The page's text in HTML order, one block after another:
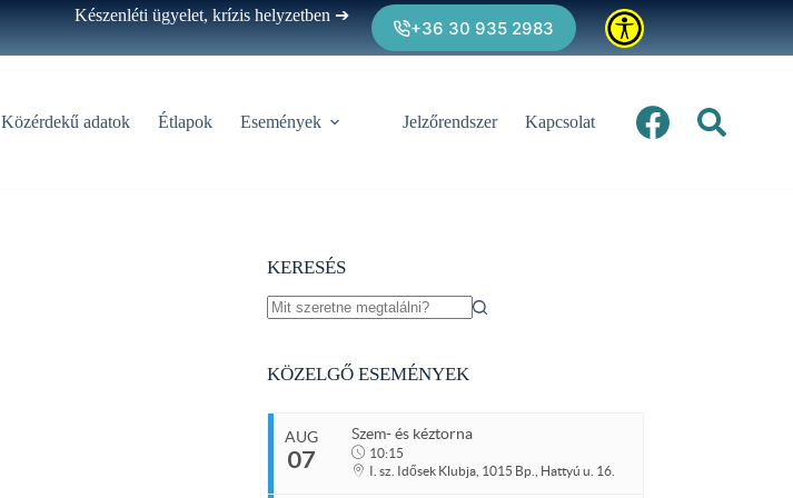
Készenléti ügyelet, krízis helyzetben ➔
+36 30 935 2983
Közérdekű adatok Étlapok Események Jelzőrendszer Kapcsolat
KERESÉS
KÖZELGŐ ESEMÉNYEK
AUG
07
Szem- és kéztorna
10:15
I. sz. Idősek Klubja, 1015 Bp., Hattyú u. 16.